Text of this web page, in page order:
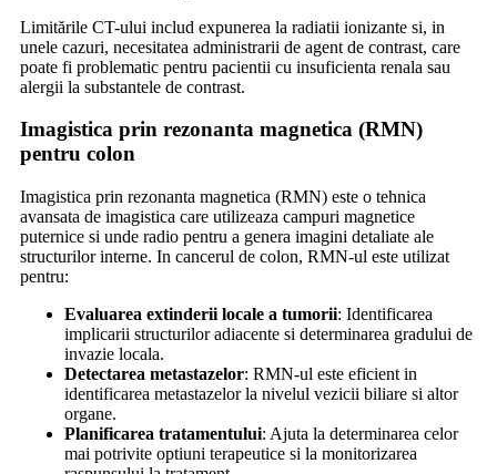
Limitările CT-ului includ expunerea la radiatii ionizante si, in
unele cazuri, necesitatea administrarii de agent de contrast, care
poate fi problematic pentru pacientii cu insuficienta renala sau
alergii la substantele de contrast.
Imagistica prin rezonanta magnetica (RMN)
pentru colon
Imagistica prin rezonanta magnetica (RMN) este o tehnica
avansata de imagistica care utilizeaza campuri magnetice
puternice si unde radio pentru a genera imagini detaliate ale
structurilor interne. In cancerul de colon, RMN-ul este utilizat
pentru:
Evaluarea extinderii locale a tumorii: Identificarea
implicarii structurilor adiacente si determinarea gradului de
invazie locala.
Detectarea metastazelor: RMN-ul este eficient in
identificarea metastazelor la nivelul vezicii biliare si altor
organe.
Planificarea tratamentului: Ajuta la determinarea celor
mai potrivite optiuni terapeutice si la monitorizarea